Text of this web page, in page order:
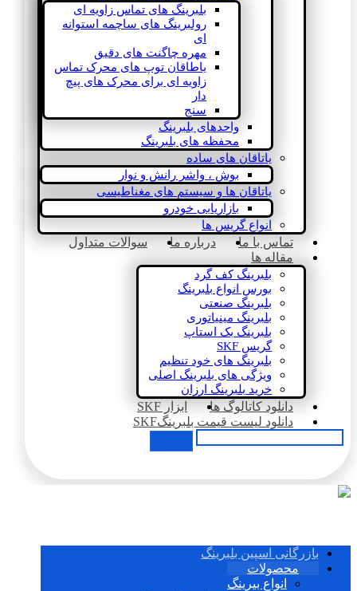
بلبرینگ های تماس زاویه ای
رولبرینگ های ساچمه استوانه
ای
مهره چاگنت های دقیق
یاطاقان توپ های محرک تماس
زاویه ای برای محرک های پیچ
دار
سنج
واحدهای بلبرینگ
محفظه های بلبرینگ
یاتاقان های ساده
بوش ، واشر رانش و نوار
یاتاقان ها و سیستم های مغناطیسی
بازاریابی خودرو
انواع گریس ها
تماس با ما درباره ما
سوالات متداول
مقاله ها
بلبرینگ کف گرد
بورس انواع بلبرینگ
بلبرینگ صنعتی
بلبرینگ مینیاتوری
بلبرینگ بک استاپ
گریس SKF
بلبرینگ های خود تنظیم
ویژگی های بلبرینگ اصلی
خرید بلبرینگ ارزان
دانلود کاتالوگ ها
ابزار SKF
دانلود لیست قیمت بلبرینگSKF
بازرگانی اسپین بلبرینگ
محصولات
انواع بیرینگ